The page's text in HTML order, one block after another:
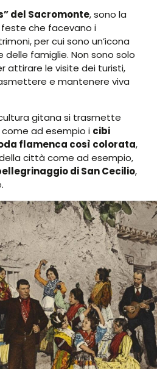
del Sacromonte, sono la
che facevano i
per cui sono un’icona
delle famiglie. Non sono solo
attirare le visite dei turisti,
e mantenere viva
gitana si trasmette
ad esempio i cibi
flamenca così colorata,
città come ad esempio,
di San Cecilio,